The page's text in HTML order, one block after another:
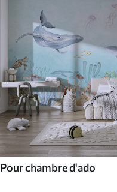
Pour chambre d'ado